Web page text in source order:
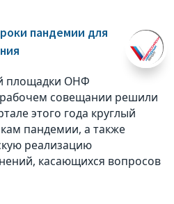
пандемии для
площадки ОНФ
совещании решили
этого года круглый
пандемии, а также
реализацию
касающихся вопросов